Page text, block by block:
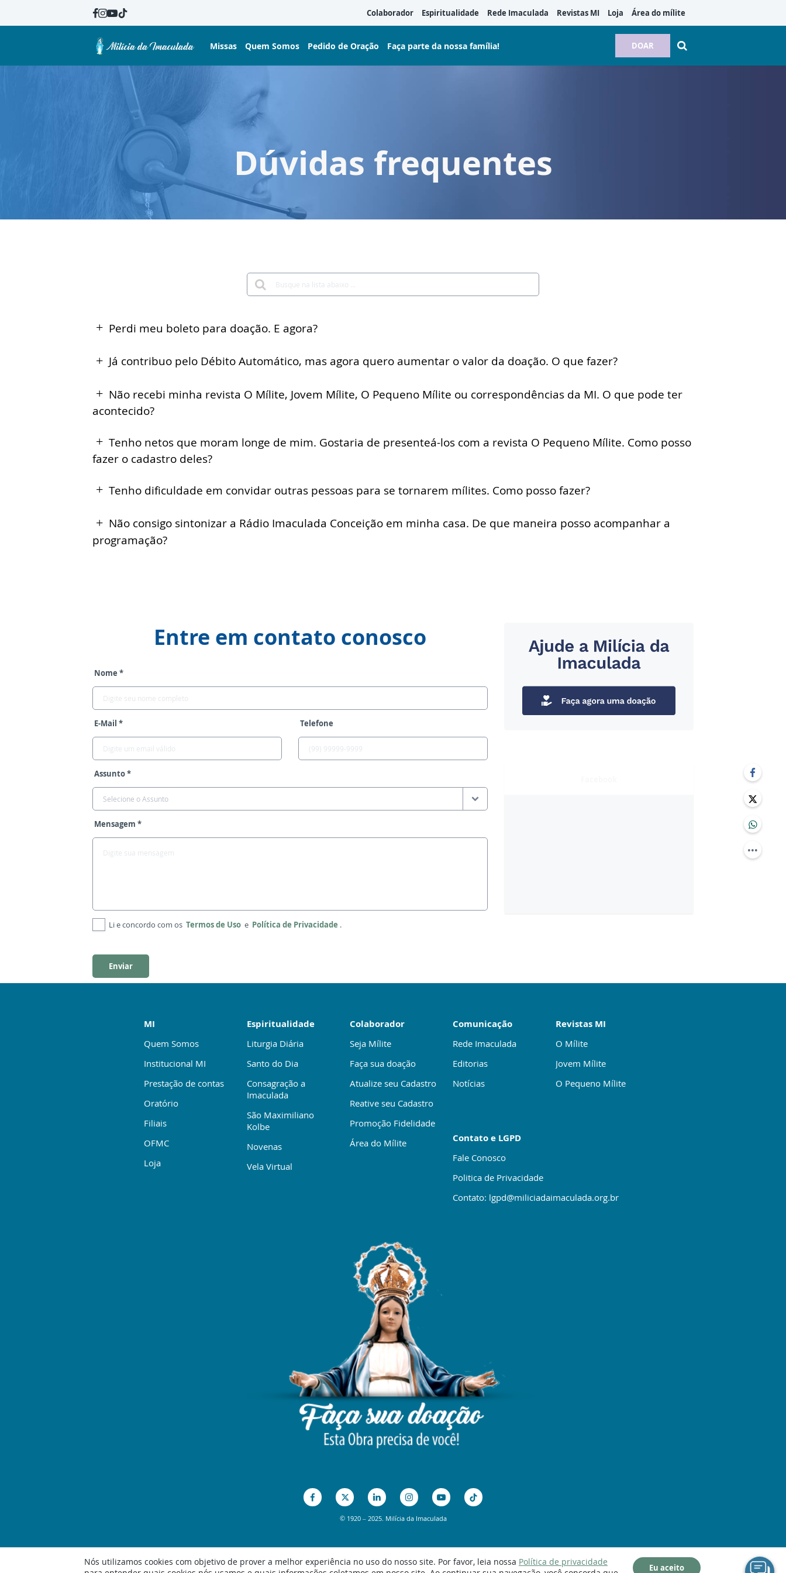
Colaborador Espiritualidade Rede Imaculada Revistas MI Loja Área do mílite
Missas Quem Somos Pedido de Oração Faça parte da nossa família! DOAR
Dúvidas frequentes
Perdi meu boleto para doação. E agora?
Já contribuo pelo Débito Automático, mas agora quero aumentar o valor da doação. O que fazer?
Não recebi minha revista O Mílite, Jovem Mílite, O Pequeno Mílite ou correspondências da MI. O que pode ter
acontecido?
Tenho netos que moram longe de mim. Gostaria de presenteá-los com a revista O Pequeno Mílite. Como posso
fazer o cadastro deles?
Tenho dificuldade em convidar outras pessoas para se tornarem mílites. Como posso fazer?
Não consigo sintonizar a Rádio Imaculada Conceição em minha casa. De que maneira posso acompanhar a
programação?
Entre em contato conosco
Nome *
E-Mail * Telefone
Assunto *
Selecione o Assunto
Mensagem *
Li e concordo com os Termos de Uso e Política de Privacidade .
Enviar
MI
Quem Somos
Institucional MI
Prestação de contas
Oratório
Filiais
OFMC
Loja
Colaborador
Seja Mílite
Faça sua doação
Atualize seu Cadastro
Reative seu Cadastro
Promoção Fidelidade
Área do Mílite
Espiritualidade
Liturgia Diária
Santo do Dia
Consagração a
Imaculada
São Maximiliano
Kolbe
Novenas
Vela Virtual
Comunicação
Rede Imaculada
Editorias
Notícias
Revistas MI
O Mílite
Jovem Mílite
O Pequeno Mílite
Contato e LGPD
Fale Conosco
Politica de Privacidade
Contato: lgpd@miliciadaimaculada.org.br
© 1920 – 2025. Milícia da Imaculada
Nós utilizamos cookies com objetivo de prover a melhor experiência no uso do nosso site. Por favor, leia nossa Política de privacidade
Eu aceito